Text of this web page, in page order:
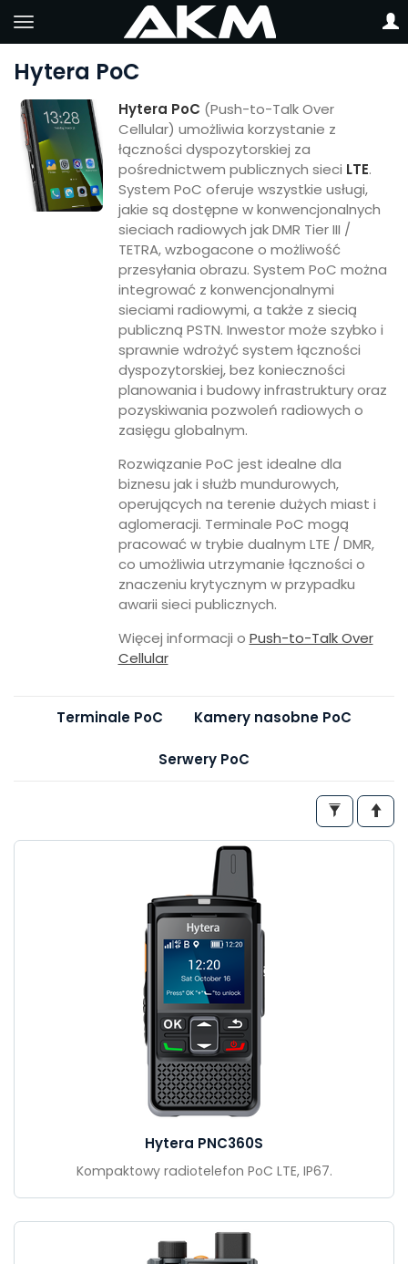
Hytera PoC
Hytera PoC (Push-to-Talk Over
Cellular) umożliwia korzystanie z
łączności dyspozytorskiej za
pośrednictwem publicznych sieci LTE.
System PoC oferuje wszystkie usługi,
jakie są dostępne w konwencjonalnych
sieciach radiowych jak DMR Tier III /
TETRA, wzbogacone o możliwość
przesyłania obrazu. System PoC można
integrować z konwencjonalnymi
sieciami radiowymi, a także z siecią
publiczną PSTN. Inwestor może szybko i
sprawnie wdrożyć system łączności
dyspozytorskiej, bez konieczności
planowania i budowy infrastruktury oraz
pozyskiwania pozwoleń radiowych o
zasięgu globalnym.
Rozwiązanie PoC jest idealne dla
biznesu jak i służb mundurowych,
operujących na terenie dużych miast i
aglomeracji. Terminale PoC mogą
pracować w trybie dualnym LTE / DMR,
co umożliwia utrzymanie łączności o
znaczeniu krytycznym w przypadku
awarii sieci publicznych.
Więcej informacji o Push-to-Talk Over
Cellular
Terminale PoC Kamery nasobne PoC
Serwery PoC
Hytera PNC360S
Kompaktowy radiotelefon PoC LTE, IP67.